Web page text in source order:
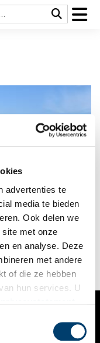
advertenties te
media te bieden
Ook delen we
met onze
en analyse. Deze
met andere
of die ze hebben
hun services. U
de volle stad
de duizelende
ga in gedachten –
Even lekker